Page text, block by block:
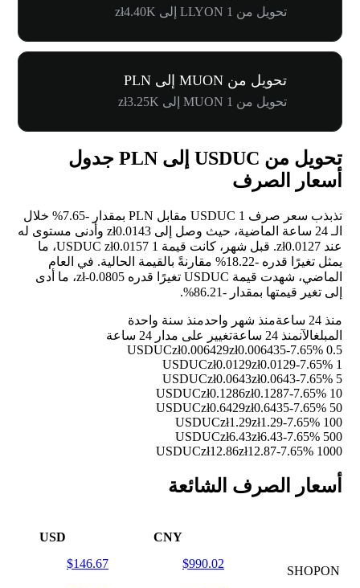
تحويل من 1 LLYON إلى zł4.40K
تحويل من MUON إلى PLN
تحويل من 1 MUON إلى zł3.25K
تحويل من USDUC إلى PLN جدول
أسعار الصرف
تذبذب سعر صرف 1 USDUC مقابل PLN بمقدار -7.65%
خلال
الـ 24 ساعة الماضية، حيث وصل إلى zł0.0143 وأدنى مستوى له
عند zł0.0127. قبل شهر، كانت قيمة 1 USDUC zł0.0157، ما
يمثل تغيرًا قدره -18.22%
مقارنةً بالقيمة الحالية. في العام
الماضي، شهدت قيمة USDUC تغيرًا قدره zł-0.0805، ما أدى
إلى تغير قيمتها بمقدار -86.21%
.
منذ 24 ساعة منذ شهر واحدمنذ سنة واحدة
المبلغالآنمنذ 24 ساعة
تغيير على مدار 24 ساعة
0.5 USDUC
zł0.006429zł0.006435-7.65%
1 USDUC
zł0.0129zł0.0129-7.65%
5 USDUC
zł0.0643zł0.0643-7.65%
10 USDUC
zł0.1286zł0.1287-7.65%
50 USDUC
zł0.6429zł0.6435-7.65%
100 USDUC
zł1.29zł1.29-7.65%
500 USDUC
zł6.43zł6.43-7.65%
1000 USDUC
zł12.86zł12.87-7.65%
أسعار الصرف الشائعة
CNY
USD
SHOPON
$990.02
$146.67